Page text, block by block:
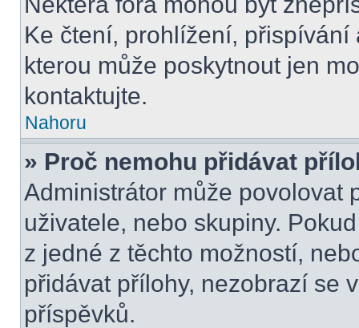
Ke čtení, prohlížení,
kterou může poskytnout jen
kontaktujte.
Nahoru
» Proč nemohu přidávat
Administrátor může povolovat
uživatele, nebo skupiny.
z jedné z těchto možností,
přidávat přílohy, nezobrazí se
příspěvků.